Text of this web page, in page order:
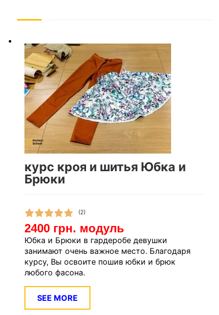
курс кроя и шитья Юбка и
Брюки
(2)
2400 грн. модуль
Юбка и Брюки в гардеробе девушки
занимают очень важное место. Благодаря
курсу, Вы освоите пошив юбки и брюк
любого фасона.
SEE MORE